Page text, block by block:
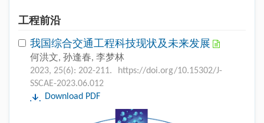
工程前沿
我国综合交通工程科技现状及未来发展
何洪文, 孙逢春, 李梦林
2023, 25(6): 202-211.
https://doi.org/10.15302/J-
SSCAE-2023.06.012
Download PDF